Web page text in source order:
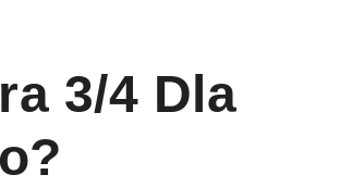
3/4 Dla